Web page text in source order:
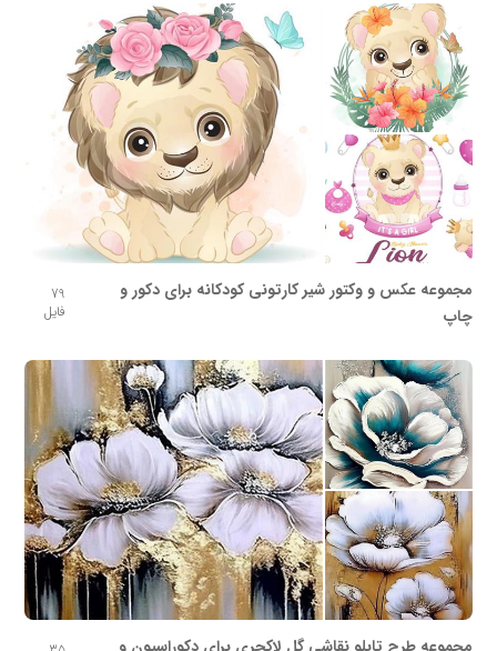
مجموعه عکس و وکتور شیر کارتونی کودکانه برای دکور و
چاپ
79
فایل